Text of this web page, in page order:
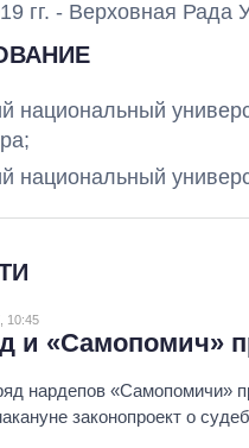
гг. - Верховная
национальный
национальный
10:45
и «Самопомич»
нардепов «Самопомичи»
законопроект о